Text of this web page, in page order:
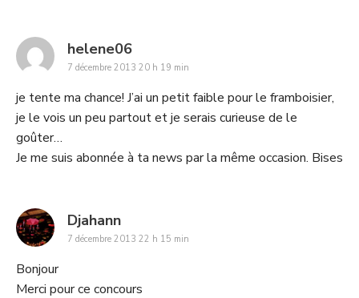
helene06says:
7 décembre 2013 20 h 19 min
je tente ma chance! J’ai un petit faible pour le framboisier,
je le vois un peu partout et je serais curieuse de le
goûter…
Je me suis abonnée à ta news par la même occasion. Bises
Djahannsays:
7 décembre 2013 22 h 15 min
Bonjour
Merci pour ce concours